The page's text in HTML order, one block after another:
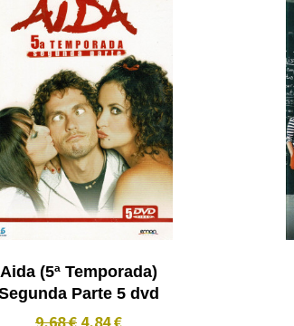
Aida (5ª Temporada)
Segunda Parte 5 dvd
9,68 € 4,84 €